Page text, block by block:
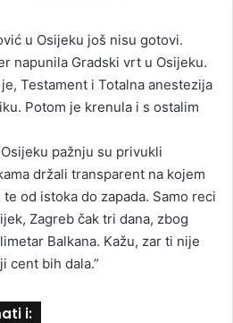
u Osijeku još nisu gotovi.
napunila Gradski vrt u Osijeku.
Testament i Totalna anestezija
Potom je krenula i s ostalim
pažnju su privukli
držali transparent na kojem
od istoka do zapada. Samo reci
Zagreb čak tri dana, zbog
Balkana. Kažu, zar ti nije
cent bih dala.”
i: